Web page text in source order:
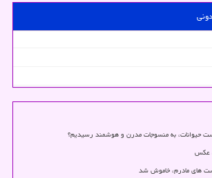
حیوانات، به منسوجات مدرن و هوشمند رسیدیم؟
عکس
های مادرم، خاموش شد